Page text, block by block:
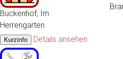
Buckenhof, Im
Herrengarten
Details ansehen